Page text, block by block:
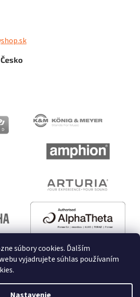
súbory cookies. Ďalším
vyjadrujete súhlas používaním
Vytvoril Shoptet